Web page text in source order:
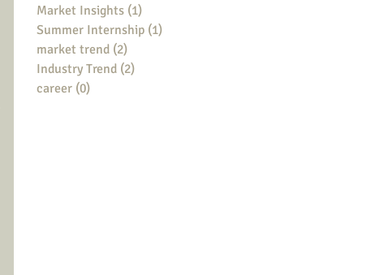
Market Insights (1)
Summer Internship (1)
market trend (2)
Industry Trend (2)
career (0)